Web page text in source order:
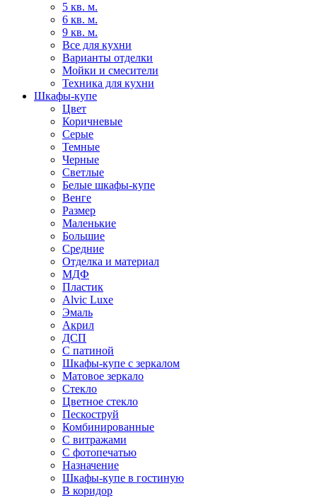
5 кв. м.
6 кв. м.
9 кв. м.
Все для кухни
Варианты отделки
Мойки и смесители
Техника для кухни
Шкафы-купе
Цвет
Коричневые
Серые
Темные
Черные
Светлые
Белые шкафы-купе
Венге
Размер
Маленькие
Большие
Средние
Отделка и материал
МДФ
Пластик
Alvic Luxe
Эмаль
Акрил
ДСП
С патиной
Шкафы-купе с зеркалом
Матовое зеркало
Стекло
Цветное стекло
Пескоструй
Комбинированные
С витражами
С фотопечатью
Назначение
Шкафы-купе в гостиную
В коридор